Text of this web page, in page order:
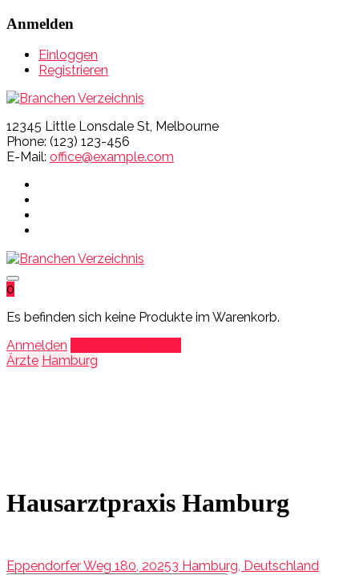
Anmelden
Einloggen
Registrieren
12345 Little Lonsdale St, Melbourne
Phone: (123) 123-456
E-Mail: office@example.com
0
Es befinden sich keine Produkte im Warenkorb.
Anmelden
Ärzte Hamburg
Hausarztpraxis Hamburg
Eppendorfer Weg 180, 20253 Hamburg, Deutschland